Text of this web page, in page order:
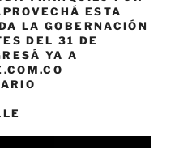
ESTA
LA GOBERNACIÓN
DEL 31 DE
YA A